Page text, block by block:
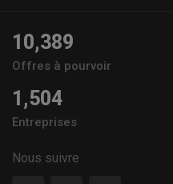
10,389
Offres à pourvoir
1,504
Entreprises
Nous suivre